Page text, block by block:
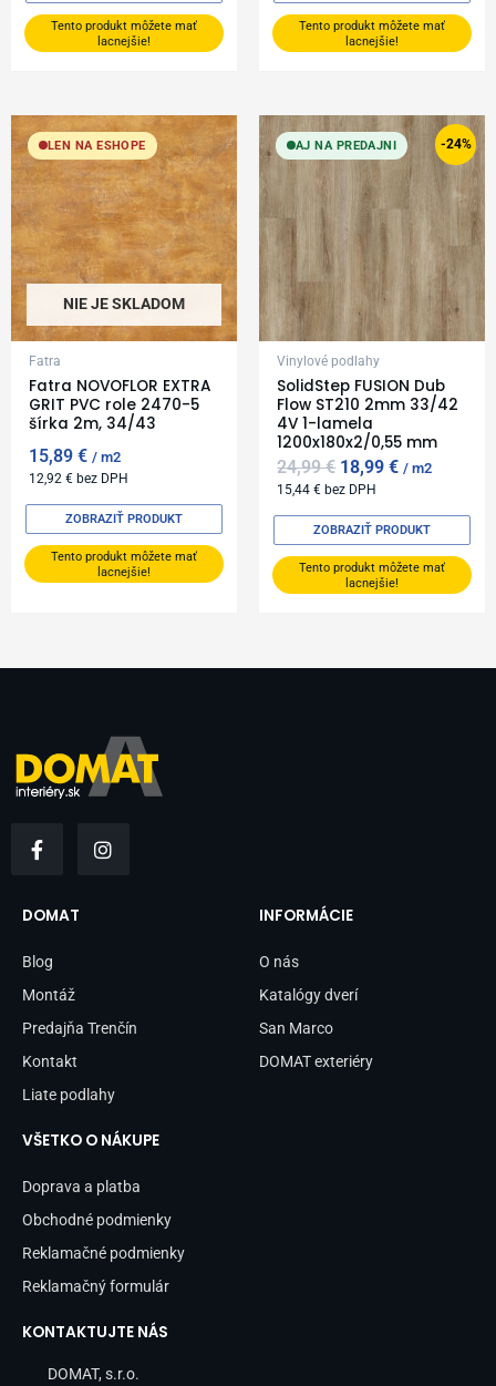
Tento produkt môžete mať
lacnejšie!
Tento produkt môžete mať
lacnejšie!
LEN NA ESHOPE
NIE JE SKLADOM
Fatra
Fatra NOVOFLOR EXTRA
GRIT PVC role 2470-5
šírka 2m, 34/43
15,89€ m2
12,92€ bez DPH
Tento produkt môžete mať
lacnejšie!
ZOBRAZIŤ PRODUKT
-24%
AJ NA PREDAJNI
Vinylové podlahy
SolidStep FUSION Dub
Flow ST210 2mm 33/42
4V 1-lamela
1200x180x2/0,55 mm
24,99€
Original
price
was:
18,99€
Current
price
is:
18,99 €.
m2
15,44€ bez DPH
Tento produkt môžete mať
lacnejšie!
ZOBRAZIŤ PRODUKT
a
b
o
k
-
n
DOMAT
Blog
Montáž
Predajňa Trenčín
Kontakt
Liate podlahy
INFORMÁCIE
O nás
Katalógy dverí
San Marco
DOMAT exteriéry
VŠETKO O NÁKUPE
Doprava a platba
Obchodné podmienky
Reklamačné podmienky
Reklamačný formulár
KONTAKTUJTE NÁS
DOMAT, s.r.o.